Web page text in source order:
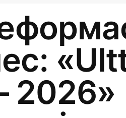
2026»